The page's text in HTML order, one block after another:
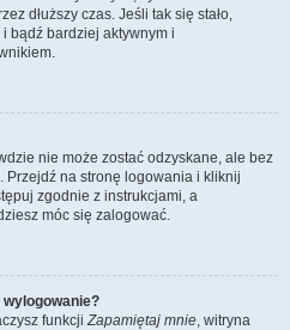
dłuższy czas. Jeśli tak się stało,
bądź bardziej aktywnym i
nie może zostać odzyskane, ale bez
Przejdź na stronę logowania i kliknij
zgodnie z instrukcjami, a
móc się zalogować.
funkcjiZapamiętaj mnie, witryna